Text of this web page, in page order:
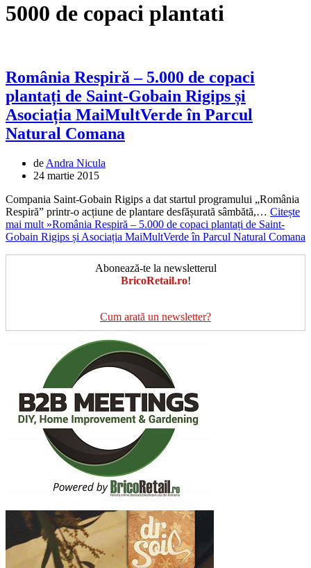
5000 de copaci plantati
România Respiră – 5.000 de copaci
plantați de Saint-Gobain Rigips și
Asociația MaiMultVerde în Parcul
Natural Comana
de Andra Nicula
24 martie 2015
Compania Saint-Gobain Rigips a dat startul programului „România
Respiră” printr-o acțiune de plantare desfășurată sâmbătă,… Citește
mai mult »România Respiră – 5.000 de copaci plantați de Saint-
Gobain Rigips și Asociația MaiMultVerde în Parcul Natural Comana
Abonează-te la newsletterul
BricoRetail.ro!
Cum arată un newsletter?